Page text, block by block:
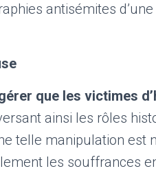
antisémites
que les victimes
ainsi les rôles
telle manipulation est
les souffrances